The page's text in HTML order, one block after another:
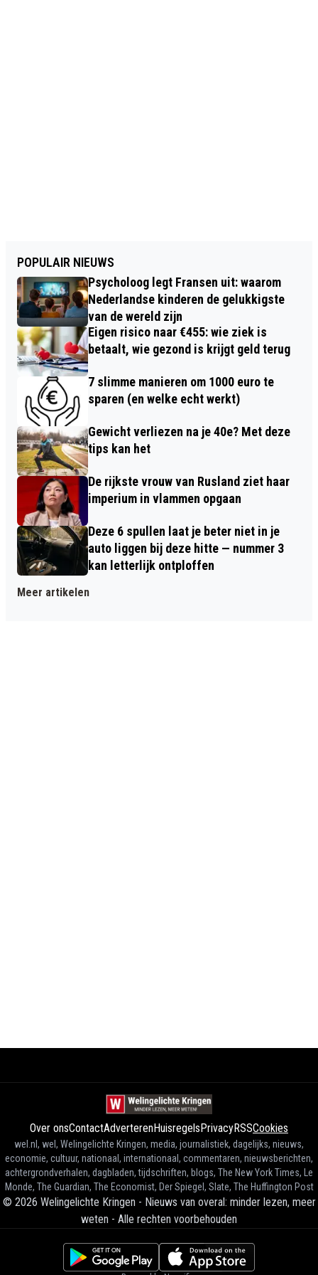
POPULAIR NIEUWS
Psycholoog legt Fransen uit: waarom
Nederlandse kinderen de gelukkigste
van de wereld zijn
Eigen risico naar €455: wie ziek is
betaalt, wie gezond is krijgt geld terug
7 slimme manieren om 1000 euro te
sparen (en welke echt werkt)
Gewicht verliezen na je 40e? Met deze
tips kan het
De rijkste vrouw van Rusland ziet haar
imperium in vlammen opgaan
Deze 6 spullen laat je beter niet in je
auto liggen bij deze hitte — nummer 3
kan letterlijk ontploffen
Meer artikelen
Over onsContactAdverterenHuisregelsPrivacyRSSCookies
wel.nl, wel, Welingelichte Kringen, media, journalistiek, dagelijks, nieuws,
economie, cultuur, nationaal, internationaal, commentaren, nieuwsberichten,
achtergrondverhalen, dagbladen, tijdschriften, blogs, The New York Times, Le
Monde, The Guardian, The Economist, Der Spiegel, Slate, The Huffington Post
© 2026 Welingelichte Kringen - Nieuws van overal: minder lezen, meer
weten - Alle rechten voorbehouden